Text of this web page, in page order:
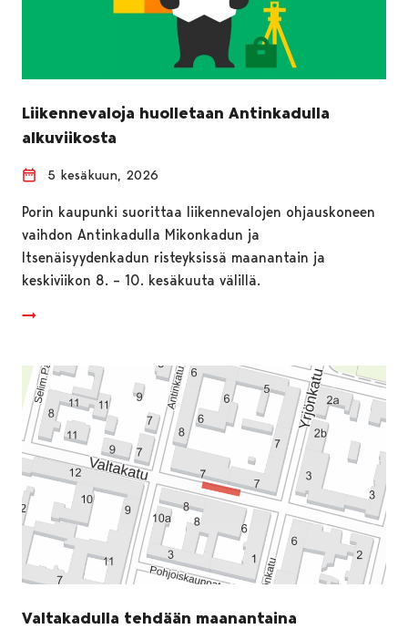
Liikennevaloja huolletaan Antinkadulla
alkuviikosta
5 kesäkuun, 2026
Porin kaupunki suorittaa liikennevalojen ohjauskoneen
vaihdon Antinkadulla Mikonkadun ja
Itsenäisyydenkadun risteyksissä maanantain ja
keskiviikon 8. – 10. kesäkuuta välillä.
Valtakadulla tehdään maanantaina